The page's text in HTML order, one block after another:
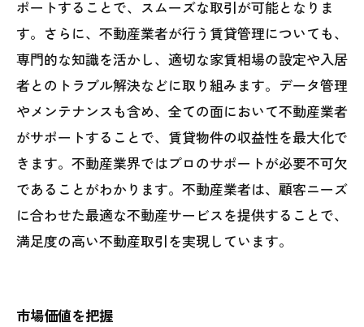
ポートすることで、スムーズな取引が可能となりま
す。さらに、不動産業者が行う賃貸管理についても、
専門的な知識を活かし、適切な家賃相場の設定や入居
者とのトラブル解決などに取り組みます。データ管理
やメンテナンスも含め、全ての面において不動産業者
がサポートすることで、賃貸物件の収益性を最大化で
きます。不動産業界ではプロのサポートが必要不可欠
であることがわかります。不動産業者は、顧客ニーズ
に合わせた最適な不動産サービスを提供することで、
満足度の高い不動産取引を実現しています。
市場価値を把握